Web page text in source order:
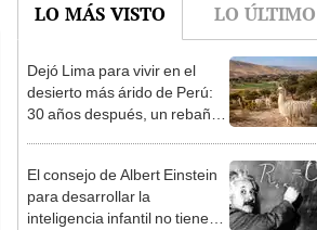
LO MÁS VISTO LO ÚLTIMO
Dejó Lima para vivir en el
desierto más árido de Perú:
30 años después, un rebaño
El consejo de Albert Einstein
para desarrollar la
inteligencia infantil no tiene